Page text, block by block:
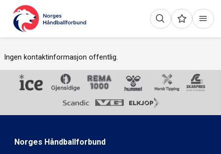
Ingen kontaktinformasjon offentlig.
Norges Håndballforbund